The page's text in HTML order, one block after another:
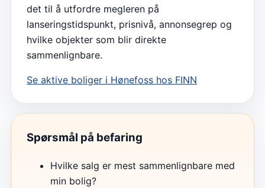
det til å utfordre megleren på
lanseringstidspunkt, prisnivå, annonsegrep og
hvilke objekter som blir direkte
sammenlignbare.
Se aktive boliger i Hønefoss hos FINN
Spørsmål på befaring
Hvilke salg er mest sammenlignbare med
min bolig?